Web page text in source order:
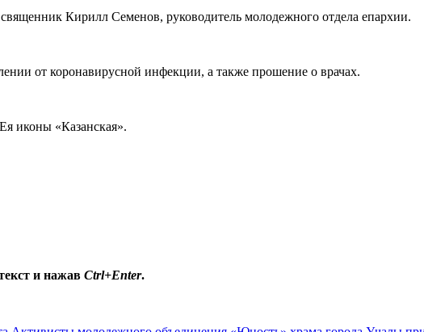
Кирилл Семенов, руководитель молодежного отдела епархии.
от коронавирусной инфекции, а также прошение о врачах.
иконы «Казанская».
и нажав Ctrl+Enter.